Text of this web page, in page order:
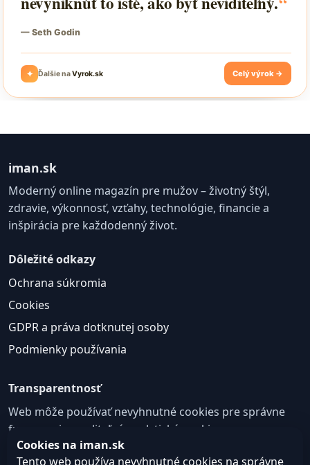
iman.sk
Moderný online magazín pre mužov – životný štýl,
zdravie, výkonnosť, vzťahy, technológie, financie a
inšpirácia pre každodenný život.
Dôležité odkazy
Ochrana súkromia
Cookies
GDPR a práva dotknutej osoby
Podmienky používania
Transparentnosť
Web môže používať nevyhnutné cookies pre správne
fungovanie a voliteľné analytické cookies na
zlepšovanie obsahu a používateľskej skúsenosti.
Cookies na iman.sk
Tento web používa nevyhnutné cookies na správne